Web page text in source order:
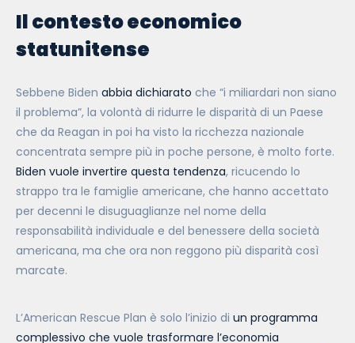
Il contesto economico
statunitense
Sebbene Biden abbia dichiarato che “i miliardari non siano
il problema”, la volontà di ridurre le disparità di un Paese
che da Reagan in poi ha visto la ricchezza nazionale
concentrata sempre più in poche persone, è molto forte.
Biden vuole invertire questa tendenza, ricucendo lo
strappo tra le famiglie americane, che hanno accettato
per decenni le disuguaglianze nel nome della
responsabilità individuale e del benessere della società
americana, ma che ora non reggono più disparità così
marcate.
L’American Rescue Plan è solo l’inizio di un programma
complessivo che vuole trasformare l’economia